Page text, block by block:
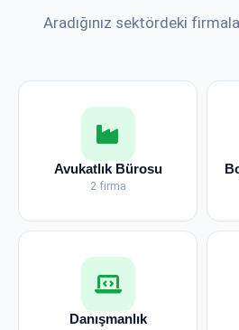
Aradığınız sektördeki
Avukatlık Bürosu
2 firma
Danışmanlık